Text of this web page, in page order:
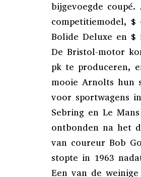
bijgevoegde
competitiemodel,
Bolide Deluxe en $
De Bristol-motor
pk te produceren,
mooie Arnolts hun
voor sportwagens
Sebring en Le
ontbonden na het
van coureur Bob
stopte in 1963
Een van de weinige